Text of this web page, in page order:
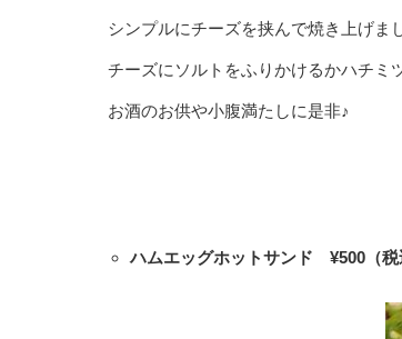
シンプルにチーズを挟んで焼き上げま
チーズにソルトをふりかけるかハチミ
お酒のお供や小腹満たしに是非♪
ハムエッグホットサンド ¥500（税